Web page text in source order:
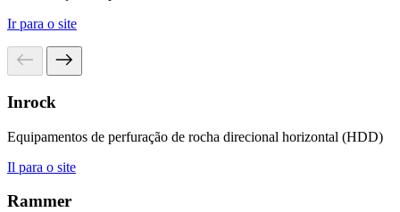
Ir para o site
Inrock
Equipamentos de perfuração de rocha direcional horizontal (HDD)
Il para o site
Rammer